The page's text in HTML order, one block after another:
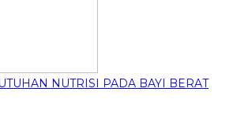
NUTRISI PADA BAYI BERAT